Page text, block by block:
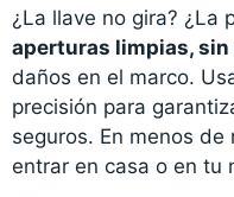
¿La llave no gira? ¿La
aperturas limpias,
daños en el marco.
precisión para
seguros. En menos
entrar en casa o en tu